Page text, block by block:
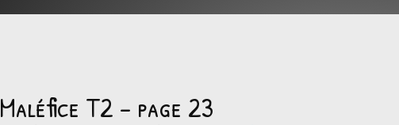
Maléfice T2 - page 23